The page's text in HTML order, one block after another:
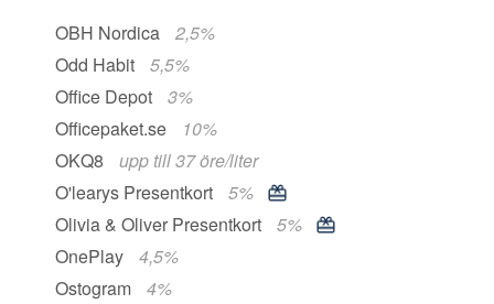
OBH Nordica
2,5%
Odd Habit
5,5%
Office Depot
3%
Officepaket.se
10%
OKQ8
upp till 37 öre/liter
O'learys Presentkort
5%
Olivia & Oliver Presentkort
5%
OnePlay
4,5%
Ostogram
4%